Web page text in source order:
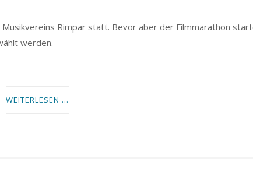
Rimpar statt. Bevor aber der Filmmarathon
werden.
WEITERLESEN …